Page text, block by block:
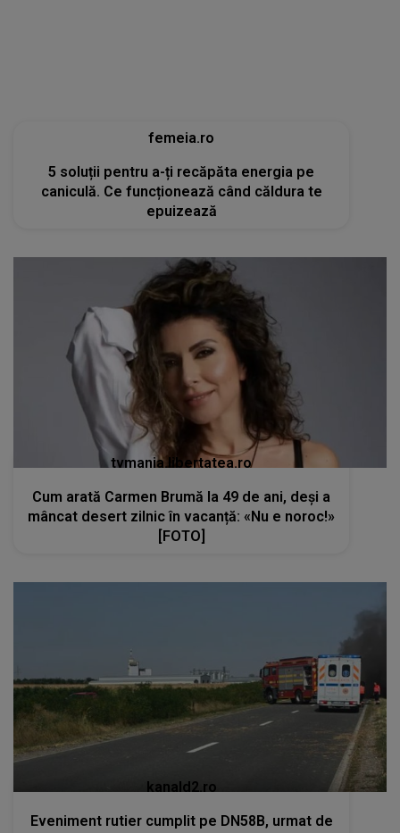
femeia.ro
5 soluții pentru a-ți recăpăta energia pe
caniculă. Ce funcționează când căldura te
epuizează
tvmania.libertatea.ro
Cum arată Carmen Brumă la 49 de ani, deși a
mâncat desert zilnic în vacanță: «Nu e noroc!»
[FOTO]
kanald2.ro
Eveniment rutier cumplit pe DN58B, urmat de